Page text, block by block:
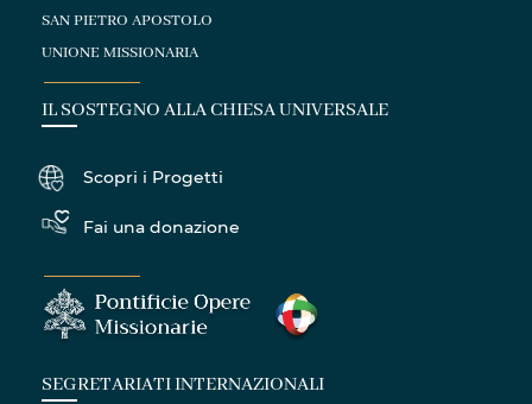
SAN PIETRO APOSTOLO
UNIONE MISSIONARIA
IL SOSTEGNO ALLA CHIESA UNIVERSALE
Scopri i Progetti
Fai una donazione
SEGRETARIATI INTERNAZIONALI